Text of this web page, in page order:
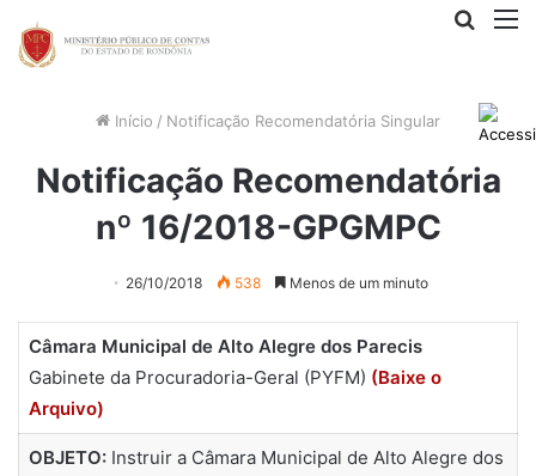
Início / Notificação Recomendatória Singular
Notificação Recomendatória
nº 16/2018-GPGMPC
26/10/2018 538 Menos de um minuto
Câmara Municipal de Alto Alegre dos Parecis
Gabinete da Procuradoria-Geral (PYFM) (Baixe o
Arquivo)
OBJETO:Instruir a Câmara Municipal de Alto Alegre dos